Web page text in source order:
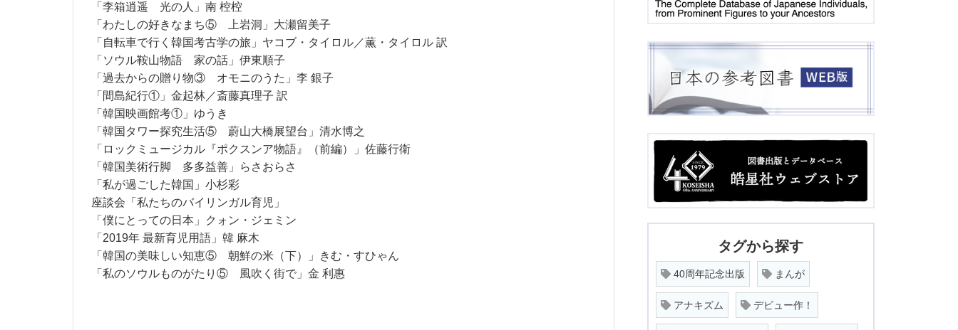
「李箱逍遥 光の人」南 椌椌
「わたしの好きなまち⑤ 上岩洞」大瀬留美子
「自転車で行く韓国考古学の旅」ヤコブ・タイロル／薫・タイロル 訳
「ソウル鞍山物語 家の話」伊東順子
「過去からの贈り物③ オモニのうた」李 銀子
「間島紀行①」金起林／斎藤真理子 訳
「韓国映画館考①」ゆうき
「韓国タワー探究生活⑤ 蔚山大橋展望台」清水博之
「ロックミュージカル『ポクスンア物語』（前編）」佐藤行衛
「韓国美術行脚 多多益善」らさおらさ
「私が過ごした韓国」小杉彩
座談会「私たちのバイリンガル育児」
「僕にとっての日本」クォン・ジェミン
「2019年 最新育児用語」韓 麻木
「韓国の美味しい知恵⑤ 朝鮮の米（下）」きむ・すひゃん
「私のソウルものがたり⑤ 風吹く街で」金 利惠
タグから探す
40周年記念出版 まんが
アナキズム デビュー作！